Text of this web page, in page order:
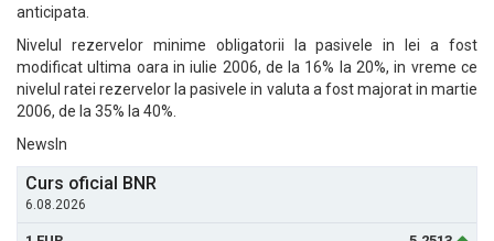
anticipata.
Nivelul rezervelor minime obligatorii la pasivele in lei a fost
modificat ultima oara in iulie 2006, de la 16% la 20%, in vreme ce
nivelul ratei rezervelor la pasivele in valuta a fost majorat in martie
2006, de la 35% la 40%.
NewsIn
Curs oficial BNR
6.08.2026